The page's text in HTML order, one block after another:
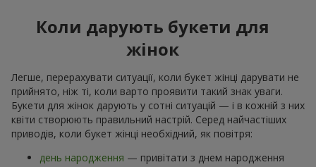
Коли дарують букети для
жінок
Легше, перерахувати ситуації, коли букет жінці дарувати не
прийнято, ніж ті, коли варто проявити такий знак уваги.
Букети для жінок дарують у сотні ситуацій — і в кожній з них
квіти створюють правильний настрій. Серед найчастіших
приводів, коли букет жінці необхідний, як повітря:
день народження — привітати з днем народження